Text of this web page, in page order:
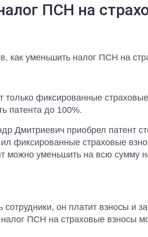
ПСН на
как уменьшить налог ПСН на
только фиксированные
патента до 100%.
Дмитриевич приобрел патент
фиксированные страховые
можно уменьшить на всю сумму
он платит взносы и
ПСН на страховые взносы